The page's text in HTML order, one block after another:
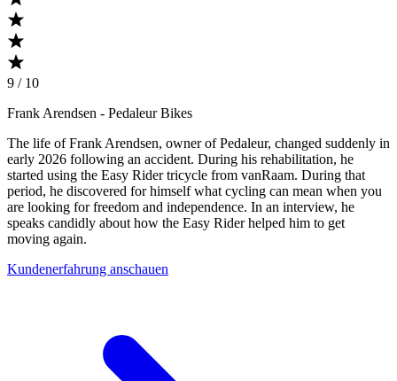
9 / 10
Frank Arendsen - Pedaleur Bikes
The life of Frank Arendsen, owner of Pedaleur, changed suddenly in
early 2026 following an accident. During his rehabilitation, he
started using the Easy Rider tricycle from vanRaam. During that
period, he discovered for himself what cycling can mean when you
are looking for freedom and independence. In an interview, he
speaks candidly about how the Easy Rider helped him to get
moving again.
Kundenerfahrung anschauen